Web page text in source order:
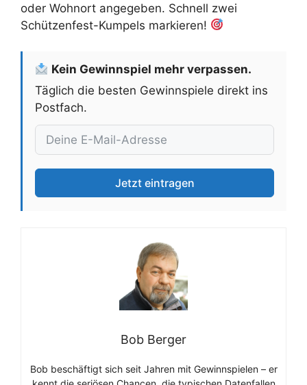
oder Wohnort angegeben. Schnell zwei
Schützenfest-Kumpels markieren!
Kein Gewinnspiel mehr verpassen.
Täglich die besten Gewinnspiele direkt ins
Postfach.
Jetzt eintragen
Bob Berger
Bob beschäftigt sich seit Jahren mit Gewinnspielen – er